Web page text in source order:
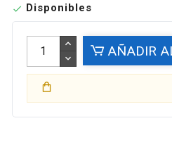
 Disponibles
AÑADIR